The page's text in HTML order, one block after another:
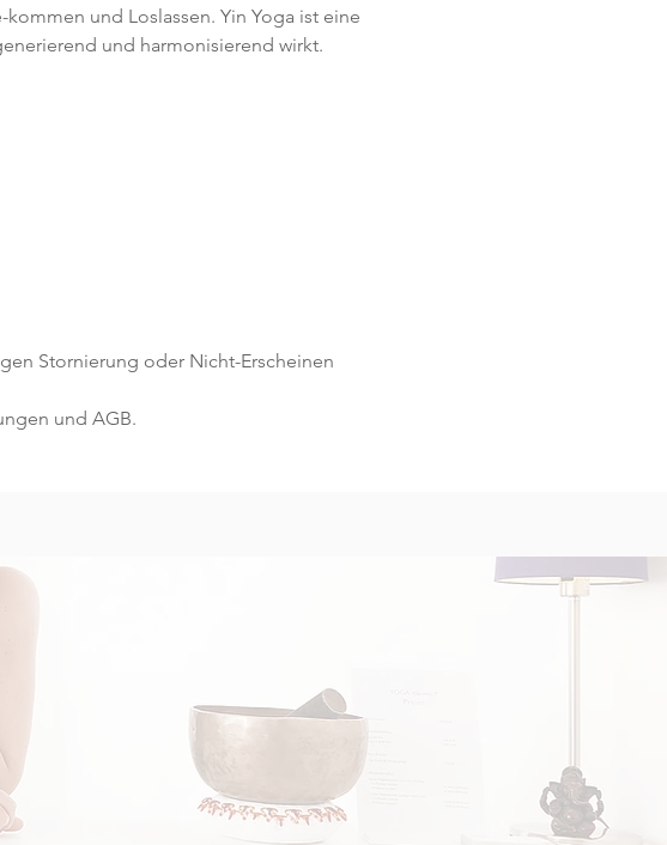
und Loslassen. Yin Yoga ist eine
und harmonisierend wirkt.
Stornierung oder Nicht-Erscheinen
und AGB.